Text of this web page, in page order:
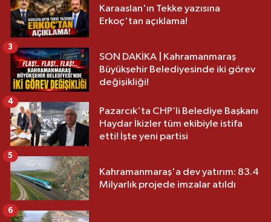
Karaaslan'ın Tekke yazısına
Erkoç'tan açıklama!
SON DAKİKA | Kahramanmaraş
Büyükşehir Belediyesinde iki görev
değişikliği!
3
Pazarcık'ta CHP’li Belediye Başkanı
Haydar İkizler tüm ekibiyle istifa
etti! İşte yeni partisi
4
Kahramanmaraş'a dev yatırım: 83.4
Milyarlık projede imzalar atıldı
5
6